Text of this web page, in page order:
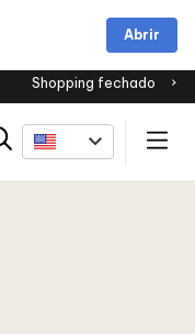
Shopping fechado
Abrir